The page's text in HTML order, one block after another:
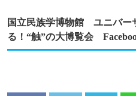
国立民族学博物館 ユニバー
る！“触”の大博覧会